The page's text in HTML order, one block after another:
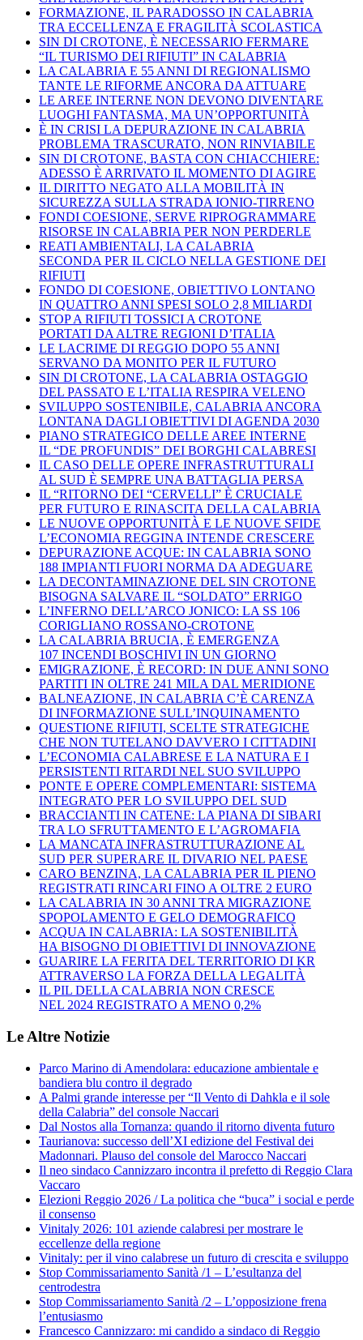
FORMAZIONE, IL PARADOSSO IN CALABRIA
TRA ECCELLENZA E FRAGILITÀ SCOLASTICA
SIN DI CROTONE, È NECESSARIO FERMARE
“IL TURISMO DEI RIFIUTI” IN CALABRIA
LA CALABRIA E 55 ANNI DI REGIONALISMO
TANTE LE RIFORME ANCORA DA ATTUARE
LE AREE INTERNE NON DEVONO DIVENTARE
LUOGHI FANTASMA, MA UN’OPPORTUNITÀ
È IN CRISI LA DEPURAZIONE IN CALABRIA
PROBLEMA TRASCURATO, NON RINVIABILE
SIN DI CROTONE, BASTA CON CHIACCHIERE:
ADESSO È ARRIVATO IL MOMENTO DI AGIRE
IL DIRITTO NEGATO ALLA MOBILITÀ IN
SICUREZZA SULLA STRADA IONIO-TIRRENO
FONDI COESIONE, SERVE RIPROGRAMMARE
RISORSE IN CALABRIA PER NON PERDERLE
REATI AMBIENTALI, LA CALABRIA
SECONDA PER IL CICLO NELLA GESTIONE DEI
RIFIUTI
FONDO DI COESIONE, OBIETTIVO LONTANO
IN QUATTRO ANNI SPESI SOLO 2,8 MILIARDI
STOP A RIFIUTI TOSSICI A CROTONE
PORTATI DA ALTRE REGIONI D’ITALIA
LE LACRIME DI REGGIO DOPO 55 ANNI
SERVANO DA MONITO PER IL FUTURO
SIN DI CROTONE, LA CALABRIA OSTAGGIO
DEL PASSATO E L’ITALIA RESPIRA VELENO
SVILUPPO SOSTENIBILE, CALABRIA ANCORA
LONTANA DAGLI OBIETTIVI DI AGENDA 2030
PIANO STRATEGICO DELLE AREE INTERNE
IL “DE PROFUNDIS” DEI BORGHI CALABRESI
IL CASO DELLE OPERE INFRASTRUTTURALI
AL SUD È SEMPRE UNA BATTAGLIA PERSA
IL “RITORNO DEI “CERVELLI” È CRUCIALE
PER FUTURO E RINASCITA DELLA CALABRIA
LE NUOVE OPPORTUNITÀ E LE NUOVE SFIDE
L’ECONOMIA REGGINA INTENDE CRESCERE
DEPURAZIONE ACQUE: IN CALABRIA SONO
188 IMPIANTI FUORI NORMA DA ADEGUARE
LA DECONTAMINAZIONE DEL SIN CROTONE
BISOGNA SALVARE IL “SOLDATO” ERRIGO
L’INFERNO DELL’ARCO JONICO: LA SS 106
CORIGLIANO ROSSANO-CROTONE
LA CALABRIA BRUCIA, È EMERGENZA
107 INCENDI BOSCHIVI IN UN GIORNO
EMIGRAZIONE, È RECORD: IN DUE ANNI SONO
PARTITI IN OLTRE 241 MILA DAL MERIDIONE
BALNEAZIONE, IN CALABRIA C’È CARENZA
DI INFORMAZIONE SULL’INQUINAMENTO
QUESTIONE RIFIUTI, SCELTE STRATEGICHE
CHE NON TUTELANO DAVVERO I CITTADINI
L’ECONOMIA CALABRESE E LA NATURA E I
PERSISTENTI RITARDI NEL SUO SVILUPPO
PONTE E OPERE COMPLEMENTARI: SISTEMA
INTEGRATO PER LO SVILUPPO DEL SUD
BRACCIANTI IN CATENE: LA PIANA DI SIBARI
TRA LO SFRUTTAMENTO E L’AGROMAFIA
LA MANCATA INFRASTRUTTURAZIONE AL
SUD PER SUPERARE IL DIVARIO NEL PAESE
CARO BENZINA, LA CALABRIA PER IL PIENO
REGISTRATI RINCARI FINO A OLTRE 2 EURO
LA CALABRIA IN 30 ANNI TRA MIGRAZIONE
SPOPOLAMENTO E GELO DEMOGRAFICO
ACQUA IN CALABRIA: LA SOSTENIBILITÀ
HA BISOGNO DI OBIETTIVI DI INNOVAZIONE
GUARIRE LA FERITA DEL TERRITORIO DI KR
ATTRAVERSO LA FORZA DELLA LEGALITÀ
IL PIL DELLA CALABRIA NON CRESCE
NEL 2024 REGISTRATO A MENO 0,2%
Le Altre Notizie
Parco Marino di Amendolara: educazione ambientale e
bandiera blu contro il degrado
A Palmi grande interesse per “Il Vento di Dahkla e il sole
della Calabria” del console Naccari
Dal Nostos alla Tornanza: quando il ritorno diventa futuro
Taurianova: successo dell’XI edizione del Festival dei
Madonnari. Plauso del console del Marocco Naccari
Il neo sindaco Cannizzaro incontra il prefetto di Reggio Clara
Vaccaro
Elezioni Reggio 2026 / La politica che “buca” i social e perde
il consenso
Vinitaly 2026: 101 aziende calabresi per mostrare le
eccellenze della regione
Vinitaly: per il vino calabrese un futuro di crescita e sviluppo
Stop Commissariamento Sanità /1 – L’esultanza del
centrodestra
Stop Commissariamento Sanità /2 – L’opposizione frena
l’entusiasmo
Francesco Cannizzaro: mi candido a sindaco di Reggio